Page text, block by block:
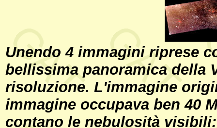
Unendo 4 immagini riprese
bellissima panoramica della
risoluzione. L'immagine
immagine occupava ben 40
contano le nebulosità